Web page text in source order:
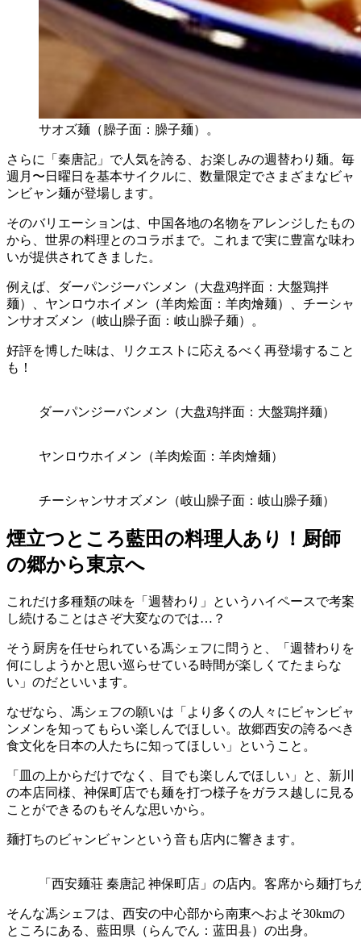
サオズ麺（臊子面：臊子麺）。
さらに「秦唐記」で人気を誇る、お楽しみの週替わり麺。毎
週月〜日曜日を基本サイクルに、数量限定でさまざまなビャ
ンビャン麺が登場します。
そのバリエーションは、中国各地の名物をアレンジしたもの
から、世界の料理とのコラボまで。これまで実に豊富な味わ
いが提供されてきました。
例えば、ダーパンジーバンメン（大盘鸡拌面：大盤鶏拌
麺）、ヤンロウホイメン（羊肉烩面：羊肉燴麺）、チーシャ
ンサオズメン（岐山臊子面：岐山臊子麺）。
好評を博した味は、リクエストに応えるべく再登場すること
も！
ダーパンジーバンメン（大盘鸡拌面：大盤鶏拌麺）
ヤンロウホイメン（羊肉烩面：羊肉燴麺）
チーシャンサオズメン（岐山臊子面：岐山臊子麺）
煙立つところ藍田の料理人あり！厨師
の郷から東京へ
これだけ多種類の味を「週替わり」というハイペースで考案
し続けることはさぞ大変なのでは…？
そう厨房を任せられている馮シェフに問うと、「週替わりを
何にしようかと思い巡らせている時間が楽しくてたまらな
い」のだといいます。
なぜなら、馮シェフの願いは「より多くの人々にビャンビャ
ンメンを知ってもらい楽しんでほしい。故郷西安の誇るべき
食文化を日本の人たちに知ってほしい」ということ。
「皿の上からだけでなく、目でも楽しんでほしい」と、新川
の本店同様、神保町店でも麺を打つ様子をガラス越しに見る
ことができるのもそんな思いから。
麺打ちのビャンビャンという音も店内に響きます。
「西安麺荘 秦唐記 神保町店」の店内。客席から麺打
そんな馮シェフは、西安の中心部から南東へおよそ30kmの
ところにある、藍田県（らんでん：蓝田县）の出身。